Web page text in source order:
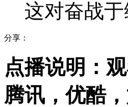
这对奋战
分享：
点播说明 ：
腾讯，优酷，